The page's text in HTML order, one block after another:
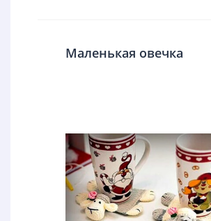
Маленькая овечка